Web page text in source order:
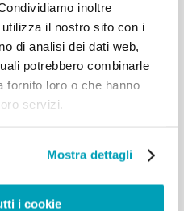
inoltre
il nostro sito con i
di analisi dei dati web,
potrebbero combinarle
fornito loro o che hanno
servizi.
Mostra dettagli
i cookie
– quanti sono i morti nel
e si trasforma in crudeltà
il sangue, il dolore, il
il mio fratello il Patriarca
la paura e
e della